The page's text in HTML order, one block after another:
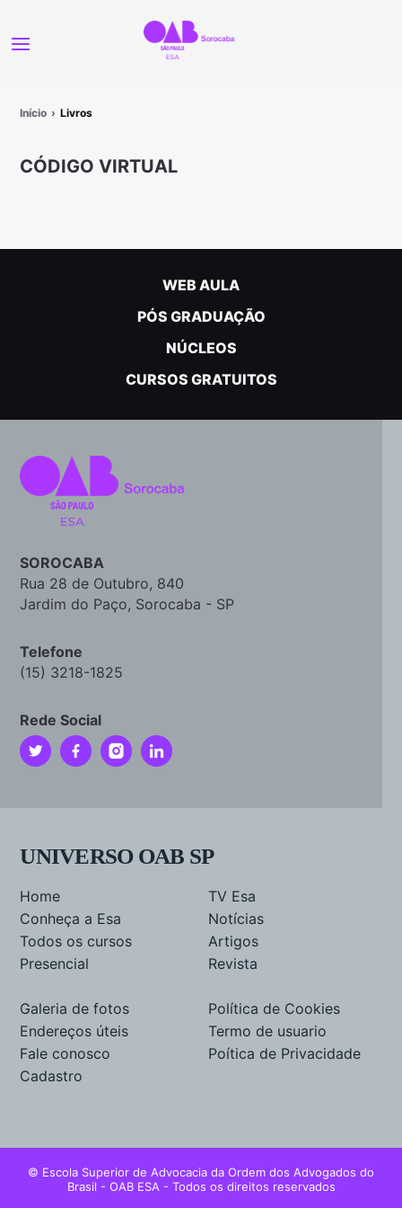
Início Livros
CÓDIGO VIRTUAL
WEB AULA
PÓS GRADUAÇÃO
NÚCLEOS
CURSOS GRATUITOS
SOROCABA
Rua 28 de Outubro, 840
Jardim do Paço, Sorocaba - SP
Telefone
(15) 3218-1825
Rede Social
UNIVERSO OAB SP
Home
Conheça a Esa
Todos os cursos
Presencial
TV Esa
Notícias
Artigos
Revista
Galeria de fotos
Endereços úteis
Fale conosco
Cadastro
Política de Cookies
Termo de usuario
Poítica de Privacidade
© Escola Superior de Advocacia da Ordem dos Advogados do
Brasil - OAB ESA - Todos os direitos reservados